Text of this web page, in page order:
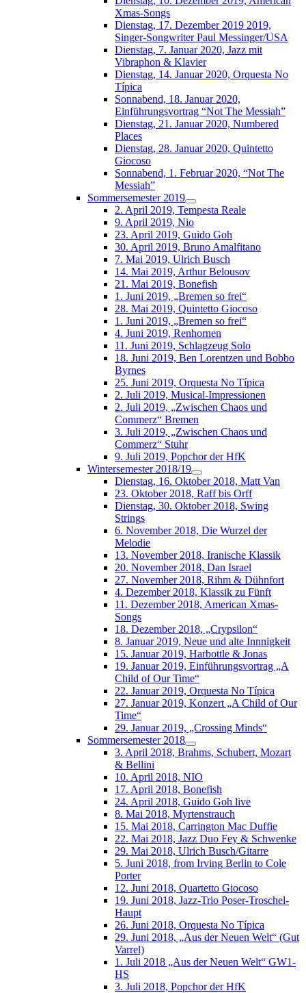
Xmas-Songs
Dienstag, 17. Dezember 2019 2019,
Singer-Songwriter Paul Messinger/USA
Dienstag, 7. Januar 2020, Jazz mit
Vibraphon & Klavier
Dienstag, 14. Januar 2020, Orquesta No
Típica
Sonnabend, 18. Januar 2020,
Einführungsvortrag “Not The Messiah”
Dienstag, 21. Januar 2020, Numbered
Places
Dienstag, 28. Januar 2020, Quintetto
Giocoso
Sonnabend, 1. Februar 2020, “Not The
Messiah”
Sommersemester 2019
2. April 2019, Tempesta Reale
9. April 2019, Nio
23. April 2019, Guido Goh
30. April 2019, Bruno Amalfitano
7. Mai 2019, Ulrich Busch
14. Mai 2019, Arthur Belousov
21. Mai 2019, Bonefish
1. Juni 2019, „Bremen so frei“
28. Mai 2019, Quintetto Giocoso
1. Juni 2019, „Bremen so frei“
4. Juni 2019, Renhornen
11. Juni 2019, Schlagzeug Solo
18. Juni 2019, Ben Lorentzen und Bobbo
Byrnes
25. Juni 2019, Orquesta No Típica
2. Juli 2019, Musical-Impressionen
2. Juli 2019, „Zwischen Chaos und
Commerz“ Bremen
3. Juli 2019, „Zwischen Chaos und
Commerz“ Stuhr
9. Juli 2019, Popchor der HfK
Wintersemester 2018/19
Dienstag, 16. Oktober 2018, Matt Van
23. Oktober 2018, Raff bis Orff
Dienstag, 30. Oktober 2018, Swing
Strings
6. November 2018, Die Wurzel der
Melodie
13. November 2018, Iranische Klassik
20. November 2018, Dan Israel
27. November 2018, Rihm & Dühnfort
4. Dezember 2018, Klassik zu Fünft
11. Dezember 2018, American Xmas-
Songs
18. Dezember 2018, „Crypsilon“
8. Januar 2019, Neue und alte Innnigkeit
15. Januar 2019, Harbottle & Jonas
19. Januar 2019, Einführungsvortrag „A
Child of Our Time“
22. Januar 2019, Orquesta No Típica
27. Januar 2019, Konzert „A Child of Our
Time“
29. Januar 2019, „Crossing Minds“
Sommersemester 2018
3. April 2018, Brahms, Schubert, Mozart
& Bellini
10. April 2018, NIO
17. April 2018, Bonefish
24. April 2018, Guido Goh live
8. Mai 2018, Myrtenstrauch
15. Mai 2018, Carrington Mac Duffie
22. Mai 2018, Jazz Duo Fey & Schwenke
29. Mai 2018, Ulrich Busch/Gitarre
5. Juni 2018, from Irving Berlin to Cole
Porter
12. Juni 2018, Quartetto Giocoso
19. Juni 2018, Jazz-Trio Poser-Troschel-
Haupt
26. Juni 2018, Orquesta No Típica
29. Juni 2018, „Aus der Neuen Welt“ (Gut
Varrel)
1. Juli 2018 „Aus der Neuen Welt“ GW1-
HS
3. Juli 2018, Popchor der HfK